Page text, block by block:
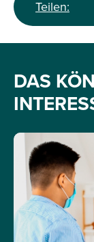
Teilen:
DAS